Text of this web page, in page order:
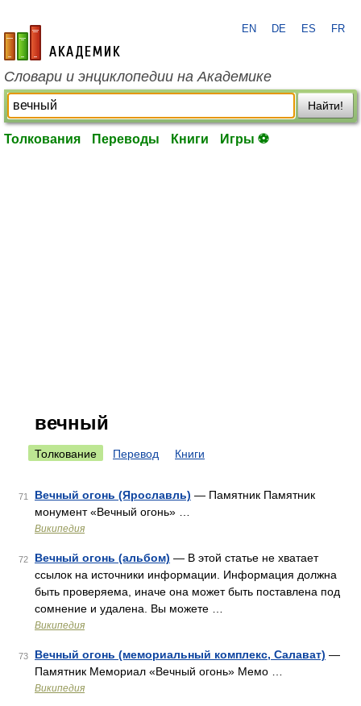
academic.ru
EN DE ES FR
Словари и энциклопедии на Академике
Найти!
Толкования Переводы Книги Игры ⚽
вечный
Толкование Перевод Книги
71 Вечный огонь (Ярославль) — Памятник Памятник
монумент «Вечный огонь» …
Википедия
72 Вечный огонь (альбом) — В этой статье не хватает
ссылок на источники информации. Информация должна
быть проверяема, иначе она может быть поставлена под
сомнение и удалена. Вы можете …
Википедия
73 Вечный огонь (мемориальный комплекс, Салават) —
Памятник Мемориал «Вечный огонь» Мемо …
Википедия